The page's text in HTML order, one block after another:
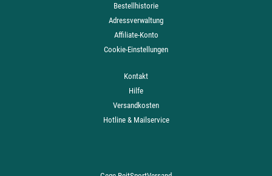
Bestellhistorie
Adressverwaltung
Affiliate-Konto
Cookie-Einstellungen
Kontakt
Hilfe
Versandkosten
Hotline & Mailservice